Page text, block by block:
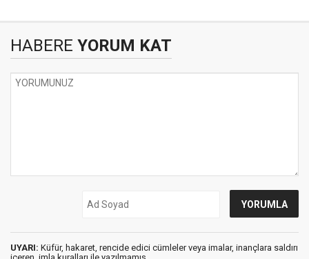
HABERE YORUM KAT
UYARI: Küfür, hakaret, rencide edici cümleler veya imalar, inançlara saldırı